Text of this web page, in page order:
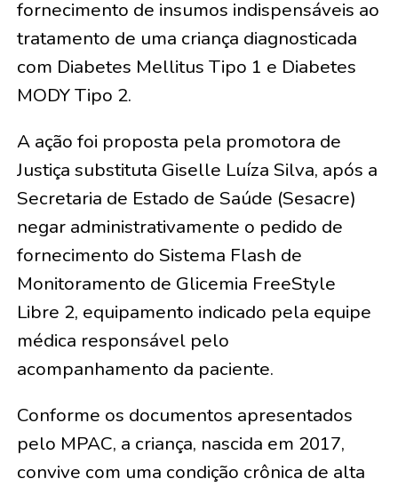
fornecimento de insumos indispensáveis ao
tratamento de uma criança diagnosticada
com Diabetes Mellitus Tipo 1 e Diabetes
MODY Tipo 2.
A ação foi proposta pela promotora de
Justiça substituta Giselle Luíza Silva, após a
Secretaria de Estado de Saúde (Sesacre)
negar administrativamente o pedido de
fornecimento do Sistema Flash de
Monitoramento de Glicemia FreeStyle
Libre 2, equipamento indicado pela equipe
médica responsável pelo
acompanhamento da paciente.
Conforme os documentos apresentados
pelo MPAC, a criança, nascida em 2017,
convive com uma condição crônica de alta